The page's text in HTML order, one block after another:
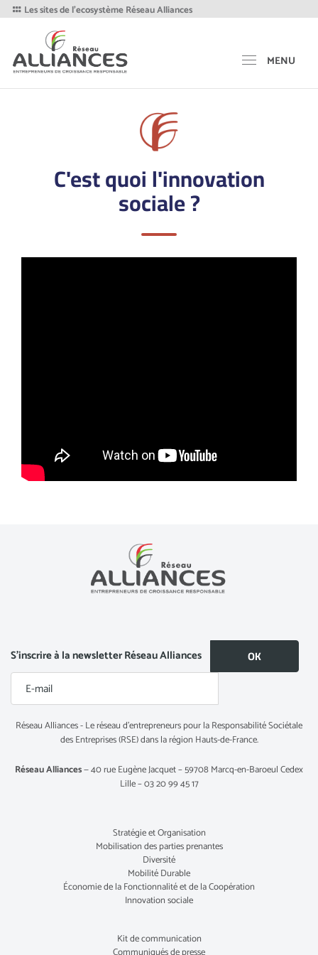
Les sites de l'ecosystème Réseau Alliances
MENU
C'est quoi l'innovation
sociale ?
S’inscrire à la newsletter Réseau Alliances
Réseau Alliances - Le réseau d’entrepreneurs pour la Responsabilité Sociétale
des Entreprises (RSE) dans la région Hauts-de-France.
Réseau Alliances— 40 rue Eugène Jacquet – 59708 Marcq-en-Baroeul Cedex
Lille – 03 20 99 45 17
Stratégie et Organisation
Mobilisation des parties prenantes
Diversité
Mobilité Durable
Économie de la Fonctionnalité et de la Coopération
Innovation sociale
Kit de communication